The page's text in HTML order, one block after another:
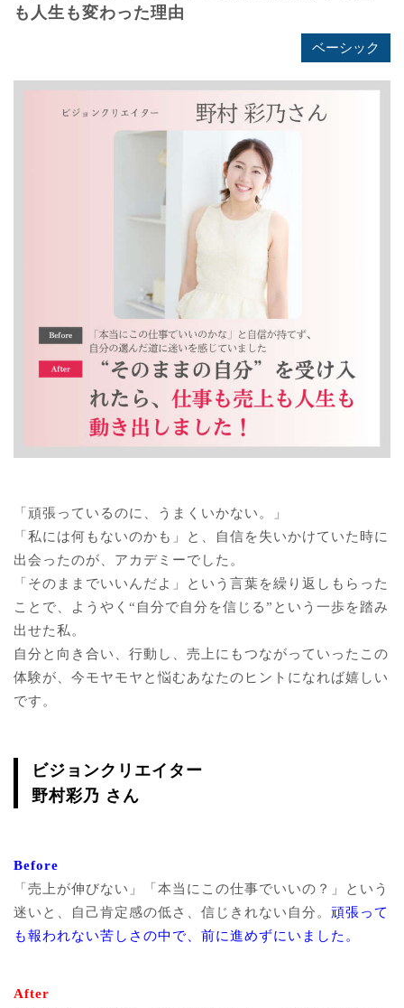
も人生も変わった理由
ベーシック
「頑張っているのに、うまくいかない。」
「私には何もないのかも」と、自信を失いかけていた時に
出会ったのが、アカデミーでした。
「そのままでいいんだよ」という言葉を繰り返しもらった
ことで、ようやく“自分で自分を信じる”という一歩を踏み
出せた私。
自分と向き合い、行動し、売上にもつながっていったこの
体験が、今モヤモヤと悩むあなたのヒントになれば嬉しい
です。
ビジョンクリエイター
野村彩乃 さん
Before
「売上が伸びない」「本当にこの仕事でいいの？」という
迷いと、自己肯定感の低さ、信じきれない自分。 頑張って
も報われない苦しさの中で、前に進めずにいました。
After